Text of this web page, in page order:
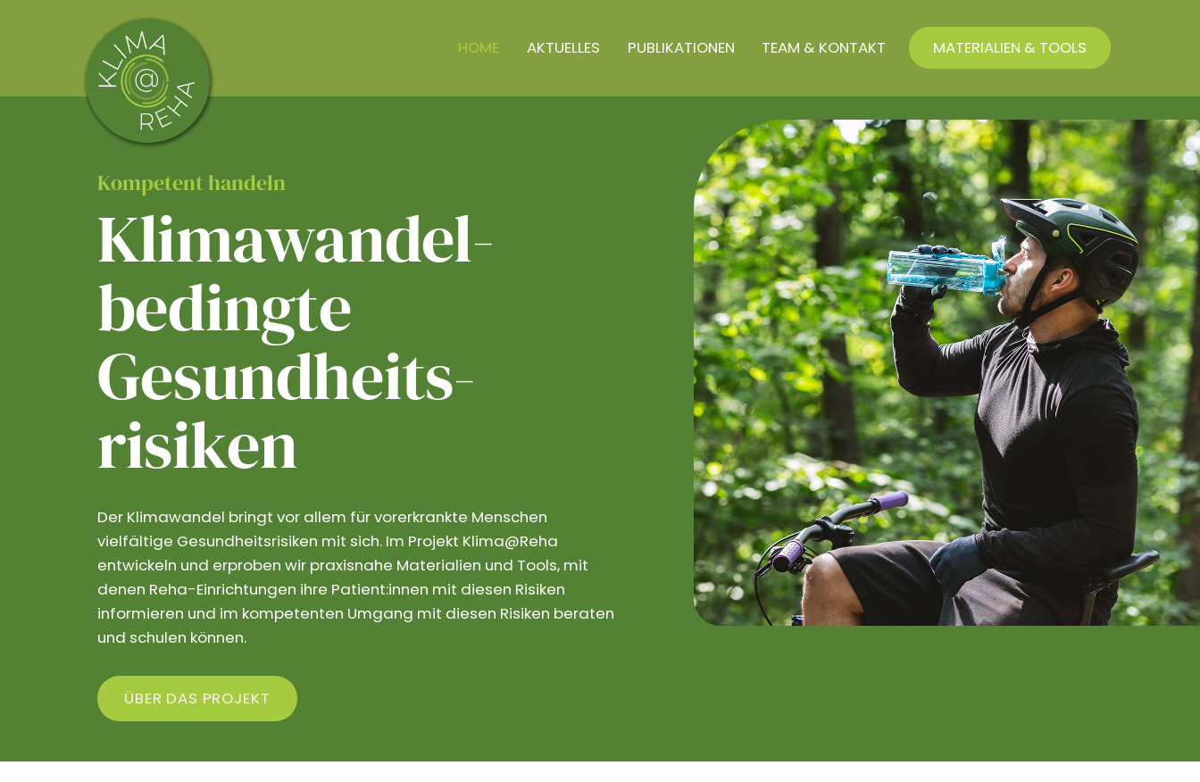
HOME AKTUELLES PUBLIKATIONEN TEAM & KONTAKT MATERIALIEN & TOOLS
Kompetent handeln
Klimawandel­
bedingte
Gesundheits­
risiken
Der Klimawandel bringt vor allem für vorerkrankte Menschen
vielfältige Gesundheitsrisiken mit sich. Im Projekt Klima@Reha
entwickeln und erproben wir praxisnahe Materialien und Tools, mit
denen Reha-Einrichtungen ihre Patient:innen mit diesen Risiken
informieren und im kompetenten Umgang mit diesen Risiken beraten
und schulen können.
ÜBER DAS PROJEKT